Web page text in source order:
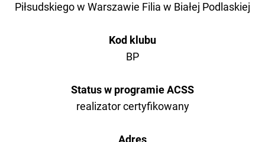
KŚ AZS Lublin
AZS Polit. Opole
AZS AWF Poznań
AZS Zakopane
Piłsudskiego w Warszawie Filia w Białej Podlaskiej
Kod klubu
BP
Status w programie ACSS
realizator certyfikowany
Adres